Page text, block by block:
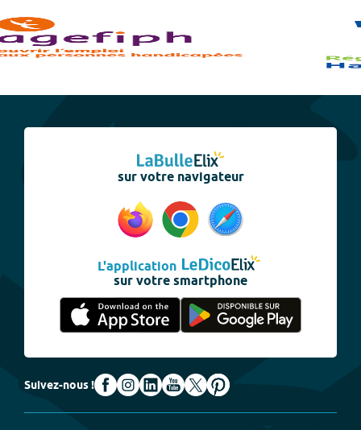
sur votre navigateur
L'application
sur votre smartphone
Suivez-nous !